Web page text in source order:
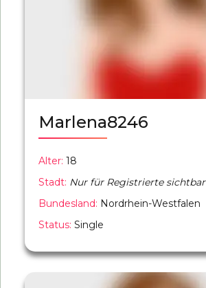
Marlena8246
Alter: 18
Stadt: Nur für Registrierte sichtbar
Bundesland: Nordrhein-Westfalen
Status: Single